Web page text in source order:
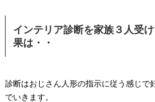
インテリア診断を家族３人受
果は・・
診断はおじさん人形の指示に従う感じで
でいきます。